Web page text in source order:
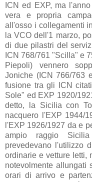
ICN ed EXP, ma
vera e propria
all'osso i collegamenti
la VCO dell'1 marzo,
di due pilastri del
ICN 768/761 "Scilla" e
Piepoli) vennero
Joniche (ICN 766/763
fusione tra gli ICN
Sole" ed EXP 1920/
detto, la Sicilia con
nacquero l'EXP 1944/
l'EXP 1926/1927 da e
ampio raggio
prevedevano l'utilizzo
ordinarie e vetture letti,
notevolmente allungati
orari di arrivo e